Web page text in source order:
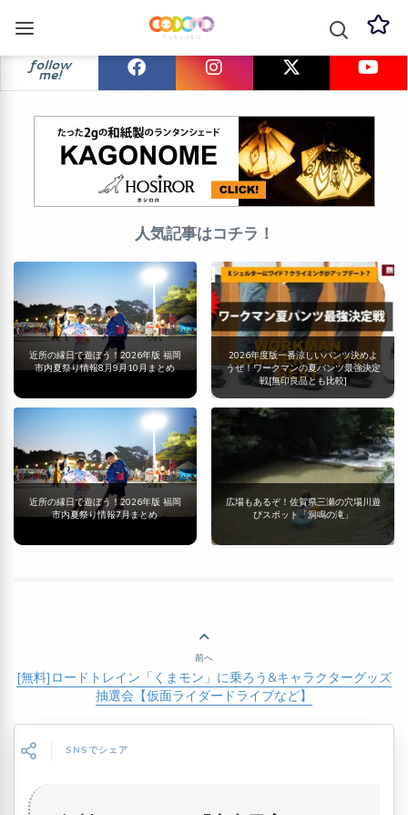
follow
me!
人気記事はコチラ！
近所の縁日で遊ぼう！2026年版 福岡
市内夏祭り情報8月9月10月まとめ
2026年度版一番涼しいパンツ決めよ
うぜ！ワークマンの夏パンツ最強決定
戦[無印良品とも比較]
近所の縁日で遊ぼう！2026年版 福岡
市内夏祭り情報7月まとめ
広場もあるぞ！佐賀県三瀬の穴場川遊
びスポット「洞鳴の滝」
前へ
[無料]ロードトレイン「くまモン」に乗ろう&キャラクターグッズ
抽選会【仮面ライダードライブなど】
SNSでシェア